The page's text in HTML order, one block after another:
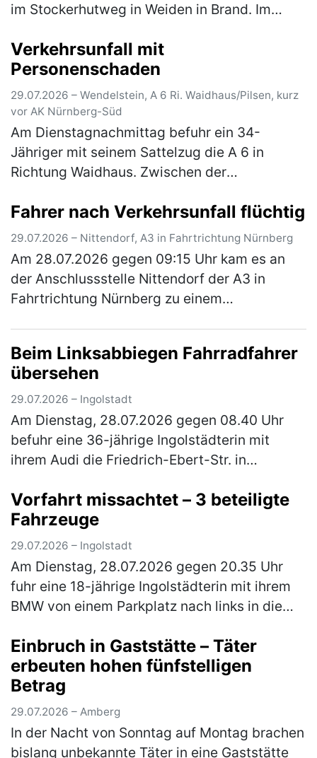
im Stockerhutweg in Weiden in Brand. Im
identifizierte die Kriminalpolizei We…
Verkehrsunfall mit
Personenschaden
29.07.2026 – Wendelstein, A 6 Ri. Waidhaus/Pilsen, kurz
vor AK Nürnberg-Süd
Am Dienstagnachmittag befuhr ein 34-
Jähriger mit seinem Sattelzug die A 6 in
Richtung Waidhaus. Zwischen der
Nürnberg-Süd fuhr er auf dem rechten der
drei Fa… (mehr)
Fahrer nach Verkehrsunfall flüchtig
29.07.2026 – Nittendorf, A3 in Fahrtrichtung Nürnberg
Am 28.07.2026 gegen 09:15 Uhr kam es an
der Anschlussstelle Nittendorf der A3 in
Fahrtrichtung Nürnberg zu einem
(mehr)
Beim Linksabbiegen Fahrradfahrer
übersehen
29.07.2026 – Ingolstadt
Am Dienstag, 28.07.2026 gegen 08.40 Uhr
befuhr eine 36-jährige Ingolstädterin mit
ihrem Audi die Friedrich-Ebert-Str. in
Theodor-Heuss-Str. Zeitgleich befu…(mehr)
Vorfahrt missachtet – 3 beteiligte
Fahrzeuge
29.07.2026 – Ingolstadt
Am Dienstag, 28.07.2026 gegen 20.35 Uhr
fuhr eine 18-jährige Ingolstädterin mit ihrem
BMW von einem Parkplatz nach links in die
Frau die Vorfahrt eines and… (mehr)
Einbruch in Gaststätte – Täter
erbeuten hohen fünfstelligen
Betrag
29.07.2026 – Amberg
In der Nacht von Sonntag auf Montag brachen
bislang unbekannte Täter in eine Gaststätte